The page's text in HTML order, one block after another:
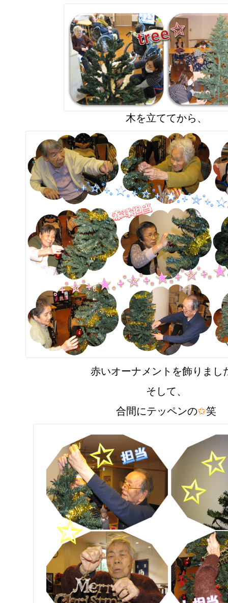
木を立ててから、
赤いオーナメントを飾りまし
そして、
合間にテッペンの✩笑